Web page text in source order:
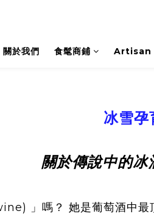
關於我們 食髦商鋪 Artisan
冰雪
關於傳說中的
」嗎？ 她是葡萄酒中最